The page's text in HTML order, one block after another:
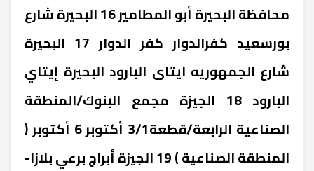
محافظة البحيرة ‎أبو المطامير 16 ‎البحيرة ‎شارع
بورسعيد كفرالدوار ‎كفر الدوار 17 ‎البحيرة
‎شارع الجمهوريه ايتاى البارود البحيرة ‎إيتاي
البارود 18 ‎الجيزة ‎مجمع البنوك/المنطقة
الصناعية الرابعة/قطعة3/1 أكتوبر ‎6 أكتوبر (
المنطقة الصناعية ) 19 ‎الجيزة ‎أبراج برعي بلازا-